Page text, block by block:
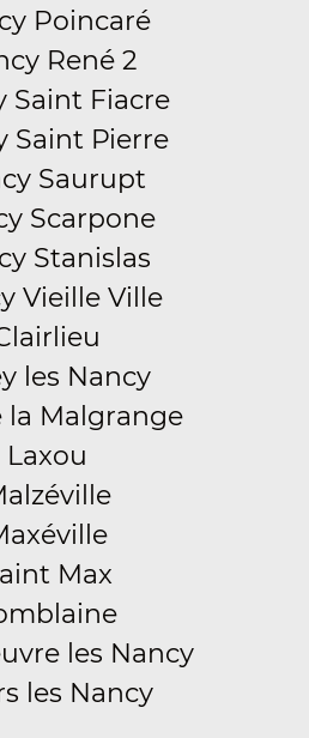
Poincaré
René 2
Saint Fiacre
Saint Pierre
Saurupt
Scarpone
Stanislas
Vieille Ville
les Nancy
la Malgrange
Laxou
Max
les Nancy
les Nancy